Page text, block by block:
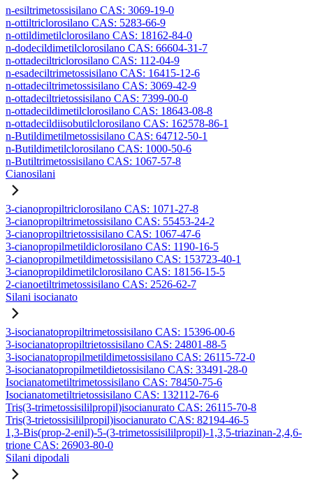
n-esiltrimetossisilano CAS: 3069-19-0
n-ottiltriclorosilano CAS: 5283-66-9
n-ottildimetilclorosilano CAS: 18162-84-0
n-dodecildimetilclorosilano CAS: 66604-31-7
n-ottadeciltriclorosilano CAS: 112-04-9
n-esadeciltrimetossisilano CAS: 16415-12-6
n-ottadeciltrimetossisilano CAS: 3069-42-9
n-ottadeciltrietossisilano CAS: 7399-00-0
n-ottadecildimetilclorosilano CAS: 18643-08-8
n-ottadecildiisobutilclorosilano CAS: 162578-86-1
n-Butildimetilmetossisilano CAS: 64712-50-1
n-Butildimetilclorosilano CAS: 1000-50-6
n-Butiltrimetossisilano CAS: 1067-57-8
Cianosilani
3-cianopropiltriclorosilano CAS: 1071-27-8
3-cianopropiltrimetossisilano CAS: 55453-24-2
3-cianopropiltrietossisilano CAS: 1067-47-6
3-cianopropilmetildiclorosilano CAS: 1190-16-5
3-cianopropilmetildimetossisilano CAS: 153723-40-1
3-cianopropildimetilclorosilano CAS: 18156-15-5
2-cianoetiltrimetossisilano CAS: 2526-62-7
Silani isocianato
3-isocianatopropiltrimetossisilano CAS: 15396-00-6
3-isocianatopropiltrietossisilano CAS: 24801-88-5
3-isocianatopropilmetildimetossisilano CAS: 26115-72-0
3-isocianatopropilmetildietossisilano CAS: 33491-28-0
Isocianatometiltrimetossisilano CAS: 78450-75-6
Isocianatometiltrietossisilano CAS: 132112-76-6
Tris(3-trimetossisililpropil)isocianurato CAS: 26115-70-8
Tris(3-trietossisililpropil)isocianurato CAS: 82194-46-5
1,3-Bis(prop-2-enil)-5-(3-trimetossisililpropil)-1,3,5-triazinan-2,4,6-
trione CAS: 26903-80-0
Silani dipodali